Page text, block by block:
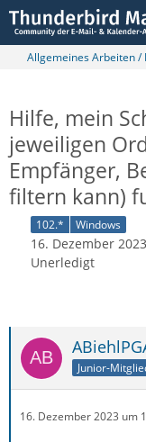
Allgemeines Arbeiten /
Hilfe, mein
jeweiligen
Empfänger,
filtern kann)
102.* Windows
16. Dezember
Unerledigt
Junior-
16. Dezember 2023 um